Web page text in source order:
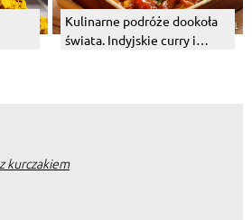
Kulinarne podróże dookoła
świata. Indyjskie curry i
kurczakiem